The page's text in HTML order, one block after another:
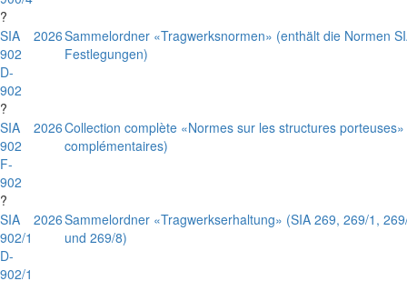
?
SIA
902
D-
902
?
2026Sammelordner «Tragwerksnormen» (enthält die Normen
Festlegungen)
SIA
902
F-
902
?
2026Collection complète «Normes sur les structures
complémentaires)
SIA
902/1
D-
902/1
2026Sammelordner «Tragwerkserhaltung» (SIA 269, 269/1,
und 269/8)